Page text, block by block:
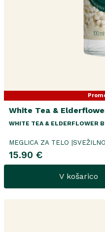
White Tea &
WHITE TEA & ELDERFLOWER
MEGLICA ZA TELO
15.90 €
V košarico